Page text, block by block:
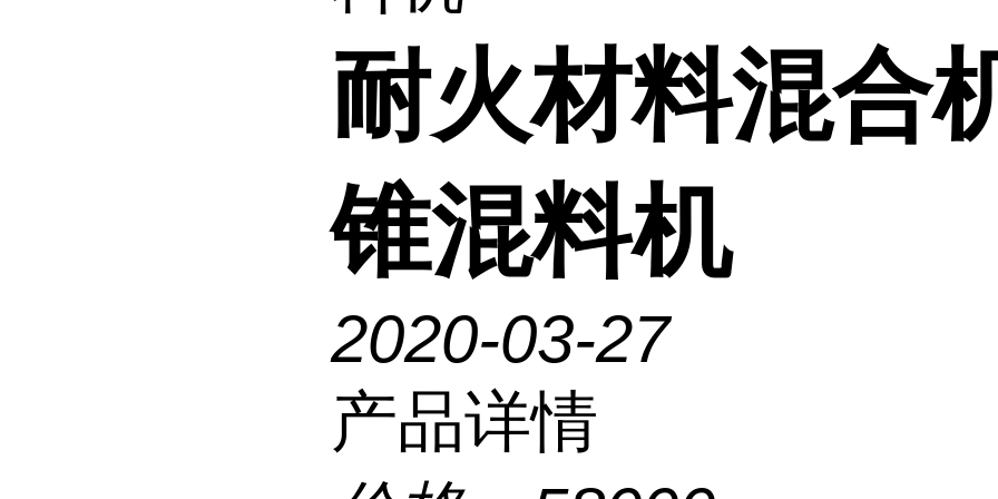
耐火材料混合
锥混料机
2020-03-27
产品详情